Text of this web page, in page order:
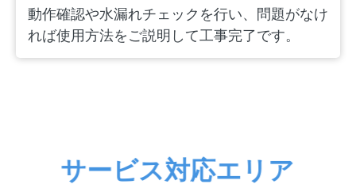
動作確認や水漏れチェックを行い、問題がなけ
れば使用方法をご説明して工事完了です。
サービス対応エリア